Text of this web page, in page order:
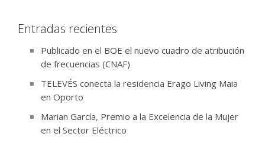
Entradas recientes
Publicado en el BOE el nuevo cuadro de atribución
de frecuencias (CNAF)
TELEVÉS conecta la residencia Erago Living Maia
en Oporto
Marian García, Premio a la Excelencia de la Mujer
en el Sector Eléctrico